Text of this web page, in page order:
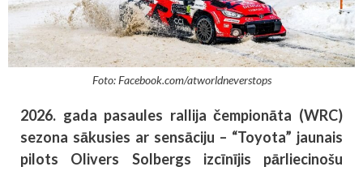
Foto: Facebook.com/atworldneverstops
2026. gada pasaules rallija čempionāta (WRC)
sezona sākusies ar sensāciju – “Toyota” jaunais
pilots Olivers Solbergs izcīnījis pārliecinošu